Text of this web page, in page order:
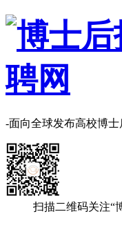
-面向全球发布高校博
扫描二维码关注“